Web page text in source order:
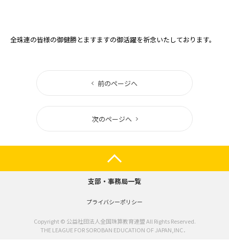
全珠連の皆様の御健勝とますますの御活躍を祈念いたしております。
前のページへ
次のページへ
支部・事務局一覧
プライバシーポリシー
Copyright © 公益社団法人全国珠算教育連盟 All Rights Reserved.
THE LEAGUE FOR SOROBAN EDUCATION OF JAPAN,INC．